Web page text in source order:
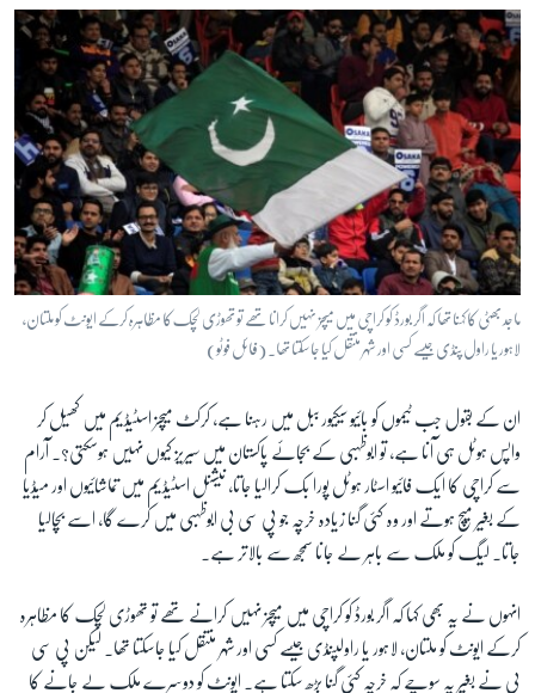
ماجد بھٹی کا کہنا تھا کہ اگر بورڈ کو کراچی میں میچز نہیں کرانا تھے تو تھوڑی لچک کا مظاہرہ کرکے ایونٹ کو ملتان،
لاہور یا راول پنڈی جیسے کسی اور شہر منتقل کیا جاسکتا تھا۔ (فائل فوٹو)
ان کے بقول جب ٹیموں کو بائیو سیکیور ببل میں رہنا ہے، کرکٹ میچز اسٹیڈیم میں کھیل کر
واپس ہوٹل ہی آنا ہے، تو ابوظہبی کے بجائے پاکستان میں سیریز کیوں نہیں ہوسکتی؟۔ آرام
سے کراچی کا ایک فائیو اسٹار ہوٹل پورا بک کرالیا جاتا، نیشنل اسٹیڈیم میں تماشائیوں اور میڈیا
کے بغیر میچ ہوتے اور وہ کئی گنا زیادہ خرچہ جو پی سی بی ابوظہبی میں کرے گا، اسے بچالیا
جاتا۔ لیگ کو ملک سے باہر لے جانا سمجھ سے بالاتر ہے۔
انہوں نے یہ بھی کہا کہ اگر بورڈ کو کراچی میں میچز نہیں کرانے تھے تو تھوڑی لچک کا مظاہرہ
کرکے ایونٹ کو ملتان، لاہور یا راولپنڈی جیسے کسی اور شہر منتقل کیا جاسکتا تھا۔ لیکن پی سی
بی نے بغیر یہ سوچے کہ خرچہ کئی گنا بڑھ سکتا ہے۔ ایونٹ کو دوسرے ملک لے جانے کا